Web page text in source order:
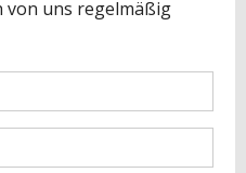
renewables.de